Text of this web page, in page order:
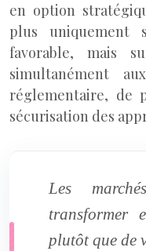
en option
plus uniquement
favorable, mais
simultanément
réglementaire, de
sécurisation des
Les
transformer
plutôt que de